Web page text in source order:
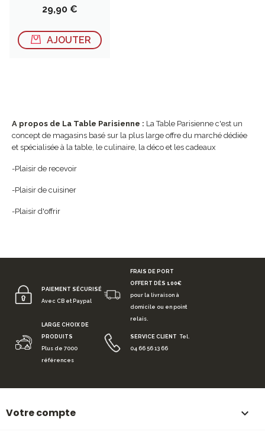
Prix
29,90 €
AJOUTER
A propos de La Table Parisienne : La Table Parisienne c'est un
concept de magasins basé sur la plus large offre du marché dédiée
et spécialisée à la table, le culinaire, la déco et les cadeaux
-Plaisir de recevoir
-Plaisir de cuisiner
-Plaisir d'offrir
PAIEMENT SÉCURISÉ
Avec CB et Paypal
FRAIS DE PORT
OFFERT DÈS 100€
pour la livraison à
domicile ou en point
relais.
LARGE CHOIX DE
PRODUITS
Plus de 7000
références
SERVICE CLIENT Tel.
04 66 56 13 66
Votre compte 